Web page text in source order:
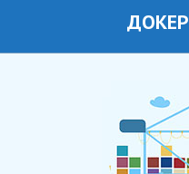
ДОКЕР